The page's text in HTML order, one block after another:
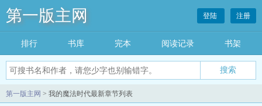
第一版主网
搜索
登陆 注册
排行 书库 完本 阅读记录 书架
第一版主网 > 我的魔法时代最新章节列表